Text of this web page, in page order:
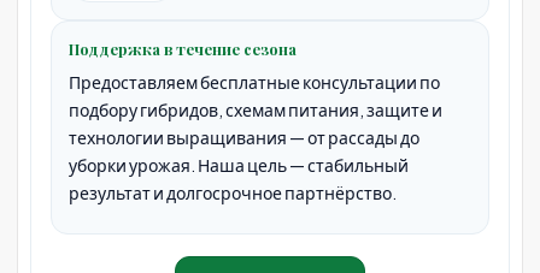
Поддержка в течение сезона
Предоставляем бесплатные консультации по
подбору гибридов, схемам питания, защите и
технологии выращивания — от рассады до
уборки урожая. Наша цель — стабильный
результат и долгосрочное партнёрство.